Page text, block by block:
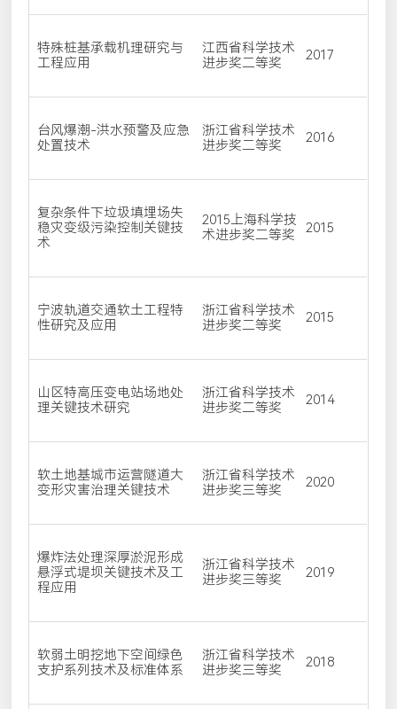
特殊桩基承载机理研究与
工程应用
江西省科学技术
进步奖二等奖
2017
台风爆潮-洪水预警及应急
处置技术
浙江省科学技术
进步奖二等奖
2016
复杂条件下垃圾填埋场失
稳灾变级污染控制关键技
术
2015上海科学技
术进步奖二等奖
2015
宁波轨道交通软土工程特
性研究及应用
浙江省科学技术
进步奖二等奖
2015
山区特高压变电站场地处
理关键技术研究
浙江省科学技术
进步奖二等奖
2014
软土地基城市运营隧道大
变形灾害治理关键技术
浙江省科学技术
进步奖三等奖
2020
爆炸法处理深厚淤泥形成
悬浮式堤坝关键技术及工
程应用
浙江省科学技术
进步奖三等奖
2019
软弱土明挖地下空间绿色
支护系列技术及标准体系
浙江省科学技术
进步奖三等奖
2018